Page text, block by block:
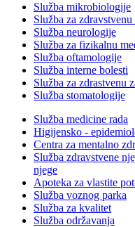
Služba mikrobiologije
Služba za
Služba neurologije
Služba za fizikalnu
Služba oftamologije
Služba interne bolesti
Služba za zdrastvenu
Služba stomatologije
Služba medicine rada
Higijensko -
Centra za mentalno
Služba zdravstvene
njege
Apoteka za vlastite
Služba voznog parka
Služba za kvalitet
Služba održavanja